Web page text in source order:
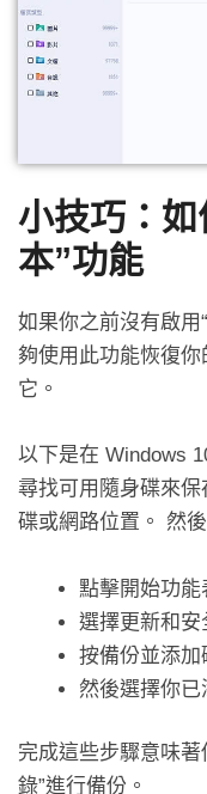
小技巧：
本”功能
如果你之前沒有啟用
夠使用此功能恢復
它。
以下是在 Windows
尋找可用隨身碟來
碟或網路位置。 然
點擊開始功能
選擇更新和安
按備份並添加
然後選擇你已
完成這些步驟意味
錄”進行備份。